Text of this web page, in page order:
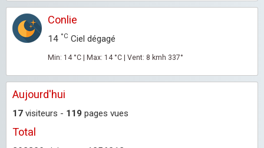
Conlie
14 °C Ciel dégagé
Min: 14 °C | Max: 14 °C | Vent: 8 kmh 337°
Aujourd'hui
17 visiteurs - 119 pages vues
Total